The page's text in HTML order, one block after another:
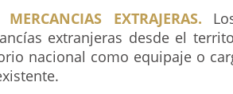
EXTRAJERAS.
extranjeras desde el
nacional como equipaje o